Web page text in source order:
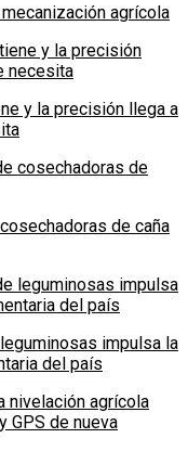
agrícola
y la precisión llega a
de caña
impulsa la
del país